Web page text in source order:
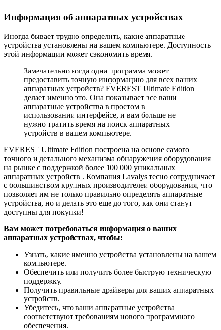
Информация об аппаратных устройствах
Иногда бывает трудно определить, какие аппаратные
устройства установлены на вашем компьютере. Доступность
этой информации может сэкономить время.
Замечательно когда одна программа может
предоставить точную информацию для всех ваших
аппаратных устройств? EVEREST Ultimate Edition
делает именно это. Она показывает все ваши
аппаратные устройства в простом в
использовании интерфейсе, и вам больше не
нужно тратить время на поиск аппаратных
устройств в вашем компьютере.
EVEREST Ultimate Edition построена на основе самого
точного и детального механизма обнаружения оборудования
на рынке с поддержкой более 100 000 уникальных
аппаратных устройств . Компания Lavalys тесно сотрудничает
с большинством крупных производителей оборудования, что
позволяет им не только правильно определять аппаратные
устройства, но и делать это еще до того, как они станут
доступны для покупки!
Вам может потребоваться информация о ваших
аппаратных устройствах, чтобы:
Узнать, какие именно устройства установлены на вашем
компьютере.
Обеспечить или получить более быструю техническую
поддержку.
Получить правильные драйверы для ваших аппаратных
устройств.
Убедитесь, что ваши аппаратные устройства
соответствуют требованиям нового программного
обеспечения.